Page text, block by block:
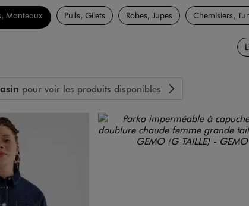
Manteaux Pulls, Gilets Robes, Jupes Chemisiers,
pour voir les produits disponibles